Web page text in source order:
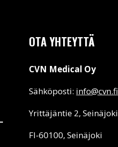
OTA YHTEYTTÄ
CVN Medical Oy
Sähköposti: info@cvn.fi
Yrittäjäntie 2, Seinäjoki
FI-60100, Seinäjoki